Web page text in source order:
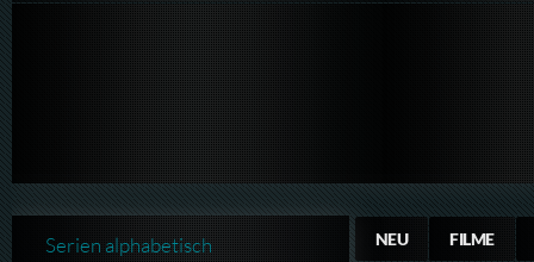
NEU FILME
Serien alphabetisch